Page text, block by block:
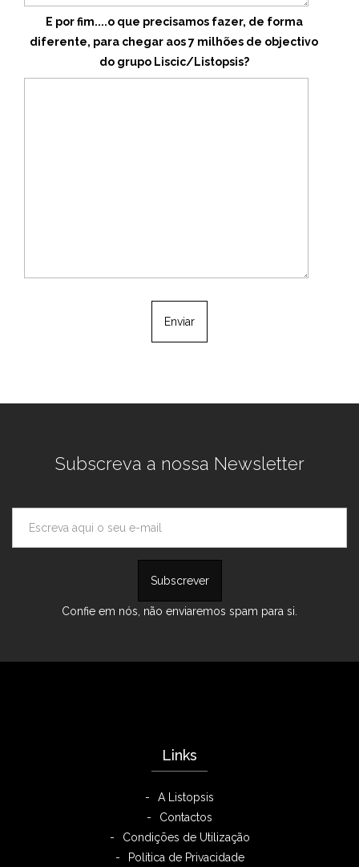
E por fim....o que precisamos fazer, de forma
diferente, para chegar aos 7 milhões de objectivo
do grupo Liscic/Listopsis?
Subscreva a nossa Newsletter
Confie em nós, não enviaremos spam para si.
Links
A Listopsis
Contactos
Condições de Utilização
Política de Privacidade